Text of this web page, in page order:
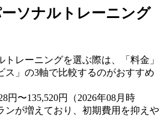
ソナルトレーニング
レーニングを選ぶ際は、「料金」
ス」の3軸で比較するのがおすすめ
円〜135,520円（2026年08月時
ンが増えており、初期費用を抑えや